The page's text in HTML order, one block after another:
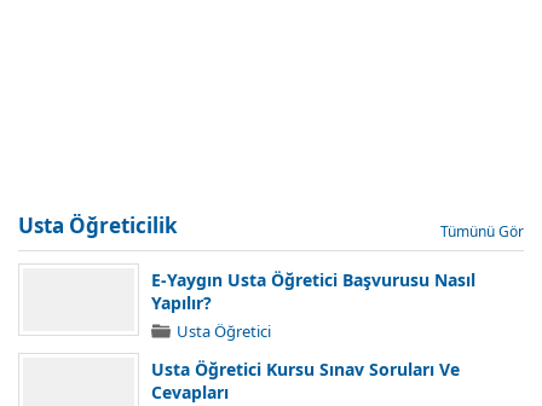
Usta Öğreticilik Tümünü Gör
E-Yaygın Usta Öğretici Başvurusu Nasıl
Yapılır?
Usta Öğretici
Usta Öğretici Kursu Sınav Soruları Ve
Cevapları